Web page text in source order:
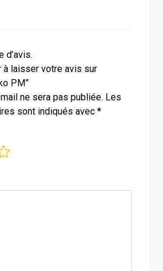
d’avis.
à laisser votre avis sur
PM”
ne sera pas publiée. Les
sont indiqués avec*